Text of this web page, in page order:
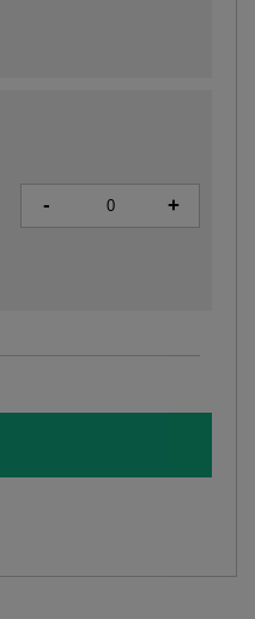
- +